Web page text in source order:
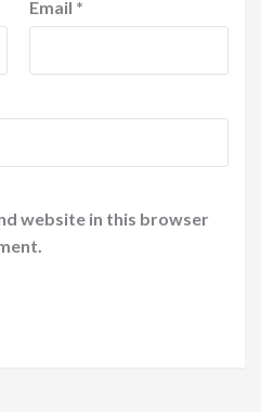
Email *
website in this browser